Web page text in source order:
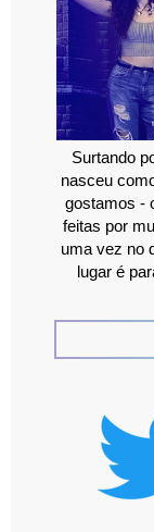
Surtando
nasceu
gostamos -
feitas por
uma vez no
lugar é